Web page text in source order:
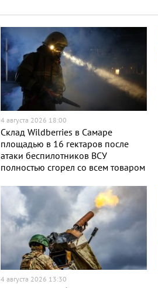
4 августа 2026 18:00
Склад Wildberries в Самаре
площадью в 16 гектаров после
атаки беспилотников ВСУ
полностью сгорел со всем товаром
4 августа 2026 13:30